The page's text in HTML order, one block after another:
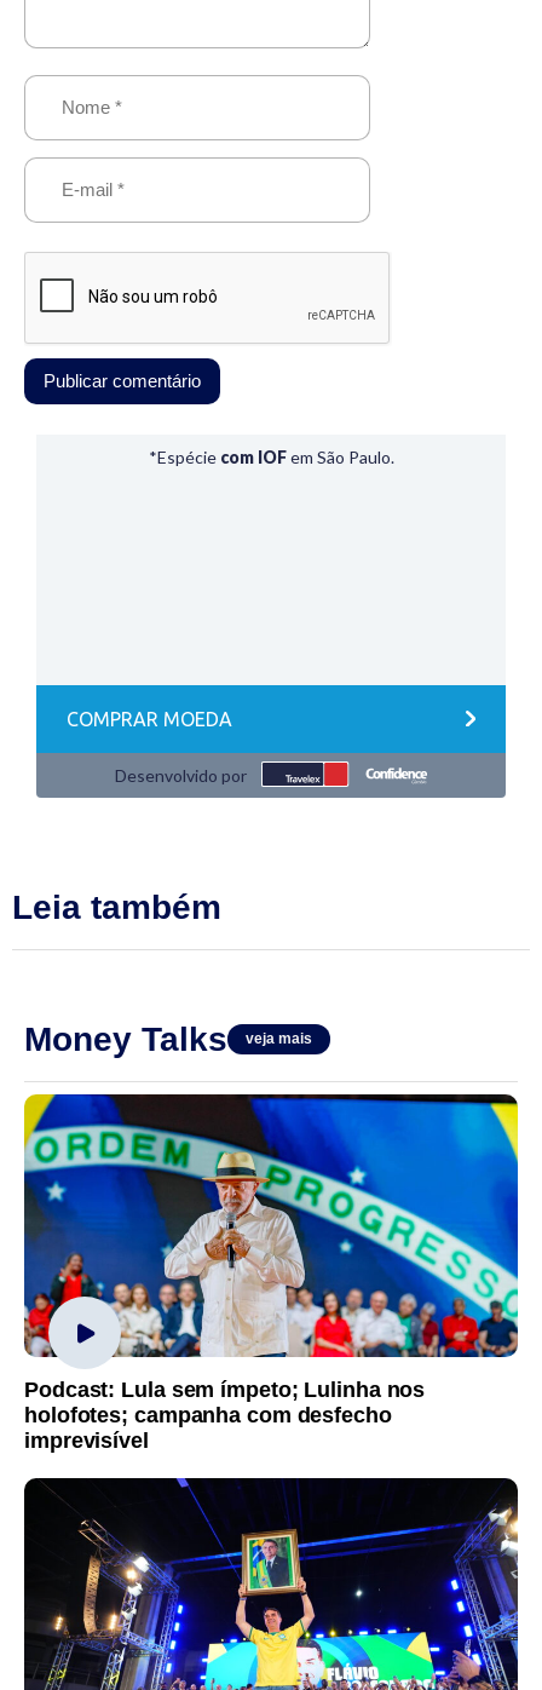
Leia também
Money Talks veja mais
Podcast: Lula sem ímpeto; Lulinha nos
holofotes; campanha com desfecho
imprevisível